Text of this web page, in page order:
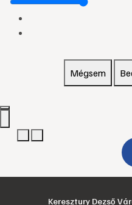
Mégsem
Keresztury Dezső